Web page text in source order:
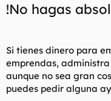
!No hagas
Si tienes dinero para
emprendas,
aunque no sea gran
puedes pedir alguna